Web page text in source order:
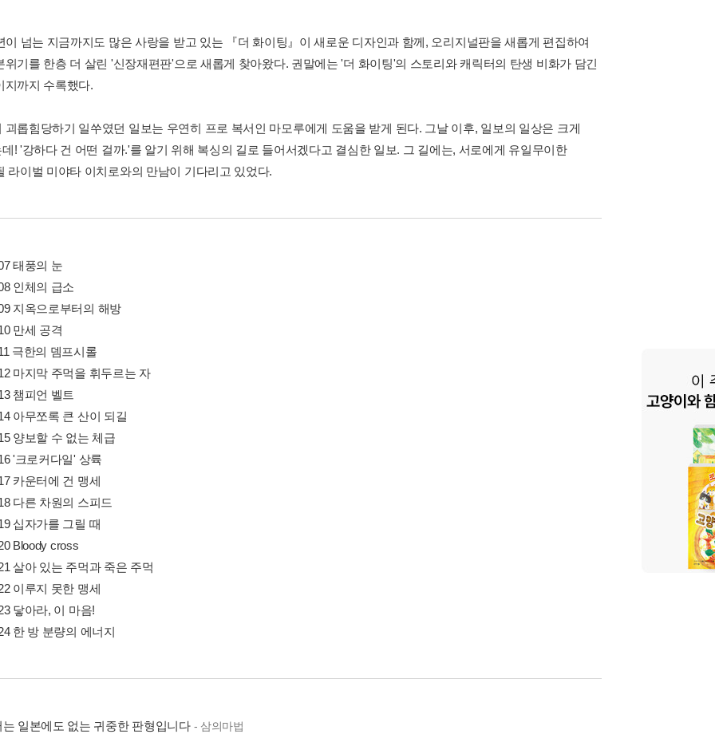
이 넘는 지금까지도 많은 사랑을 받고 있는 『더 화이팅』이 새로운 디자인과 함께, 오리지널판을 새롭게 편집하여
위기를 한층 더 살린 '신장재편판'으로 새롭게 찾아왔다. 권말에는 '더 화이팅'의 스토리와 캐릭터의 탄생 비화가 담긴
지까지 수록했다.
괴롭힘당하기 일쑤였던 일보는 우연히 프로 복서인 마모루에게 도움을 받게 된다. 그날 이후, 일보의 일상은 크게
! '강하다 건 어떤 걸까.'를 알기 위해 복싱의 길로 들어서겠다고 결심한 일보. 그 길에는, 서로에게 유일무이한
라이벌 미야타 이치로와의 만남이 기다리고 있었다.
태풍의 눈
인체의 급소
지옥으로부터의 해방
만세 공격
극한의 뎀프시롤
마지막 주먹을 휘두르는 자
챔피언 벨트
아무쪼록 큰 산이 되길
양보할 수 없는 체급
'크로커다일' 상륙
카운터에 건 맹세
다른 차원의 스피드
십자가를 그릴 때
Bloody cross
살아 있는 주먹과 죽은 주먹
이루지 못한 맹세
닿아라, 이 마음!
한 방 분량의 에너지
는 일본에도 없는 귀중한 판형입니다 - 삼의마법